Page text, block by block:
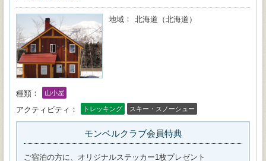
地域 北海道（北海道）
種類 山小屋
アクティビティ トレッキング スキー・スノーシュー
モンベルクラブ会員特典
ご宿泊の方に、オリジナルステッカー1枚プレゼント